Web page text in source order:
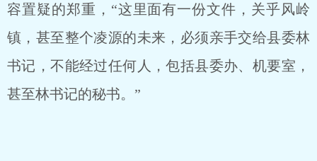
容置疑的郑重，“这里面有一份文件，关乎风岭
镇，甚至整个凌源的未来，必须亲手交给县委林
书记，不能经过任何人，包括县委办、机要室，
甚至林书记的秘书。”